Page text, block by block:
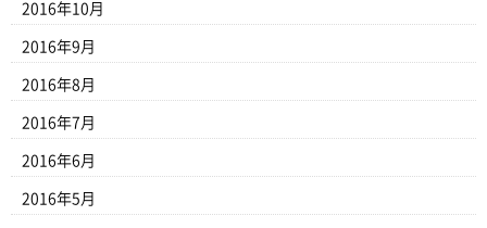
2016年10月
2016年9月
2016年8月
2016年7月
2016年6月
2016年5月